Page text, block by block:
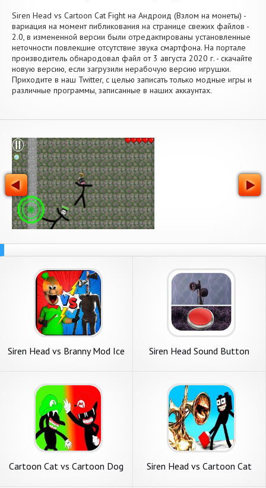
Siren Head vs Cartoon Cat Fight на Андроид (Взлом на монеты) -
вариация на момент пибликования на странице свежих файлов -
2.0, в измененной версии были отредактированы установленные
неточности повлекшие отсутствие звука смартфона. На портале
производитель обнародовал файл от 3 августа 2020 г. - скачайте
новую версию, если загрузили нерабочую версию игрушки.
Приходите в наш Twitter, с целью записать только модные игры и
различные программы, записанные в наших аккаунтах.
Siren Head vs Branny Mod Ice
Siren Head Sound Button
Cartoon Cat vs Cartoon Dog
Siren Head vs Cartoon Cat